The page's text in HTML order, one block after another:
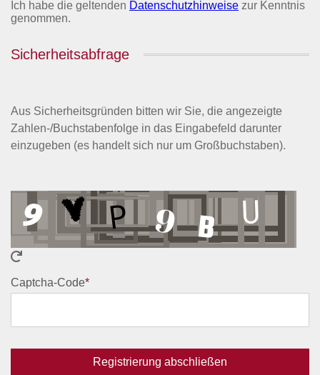
Ich habe die geltenden Datenschutzhinweise zur Kenntnis
genommen.
Sicherheitsabfrage
Aus Sicherheitsgründen bitten wir Sie, die angezeigte
Zahlen-/Buchstabenfolge in das Eingabefeld darunter
einzugeben (es handelt sich nur um Großbuchstaben).
Captcha-Code*
Registrierung abschließen